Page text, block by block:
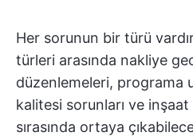
Her sorunun bir türü
türleri arasında nakliye
düzenlemeleri, programa
kalitesi sorunları ve
sırasında ortaya